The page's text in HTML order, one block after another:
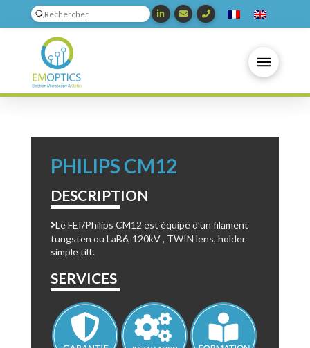
Search
Submit
PHILIPS CM12
DESCRIPTION
Le FEI/Philips CM12 est équipé d’un filament
tungsten ou LaB6, 120kV , TWIN lens, holder
simple tilt.
SERVICES